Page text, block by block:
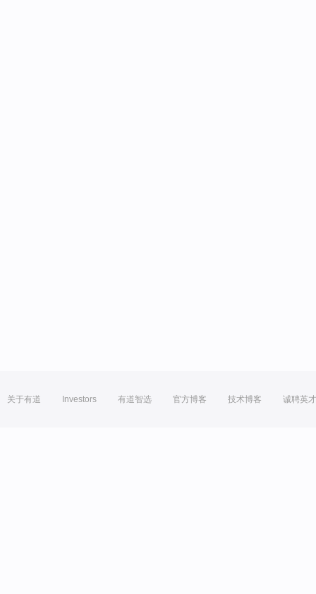
关于有道 Investors 有道智选 官方博客 技术博客 诚聘英才